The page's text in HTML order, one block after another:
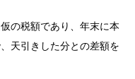
の税額であり、年末に本
天引きした分との差額を